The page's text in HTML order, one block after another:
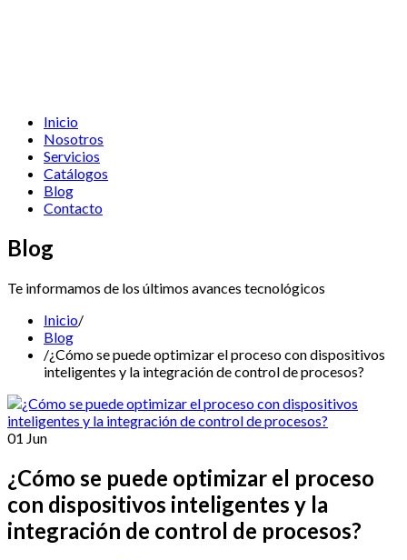
Inicio
Nosotros
Servicios
Catálogos
Blog
Contacto
Blog
Te informamos de los últimos avances tecnológicos
Inicio/
Blog
/¿Cómo se puede optimizar el proceso con dispositivos
inteligentes y la integración de control de procesos?
01 Jun
¿Cómo se puede optimizar el proceso
con dispositivos inteligentes y la
integración de control de procesos?